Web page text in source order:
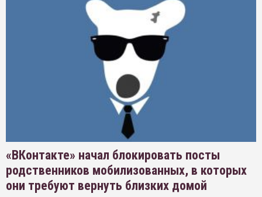
«ВКонтакте» начал блокировать посты
родственников мобилизованных, в которых
они требуют вернуть близких домой